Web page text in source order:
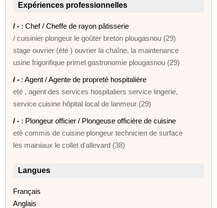
Expériences professionnelles
/ - : Chef / Cheffe de rayon pâtisserie
/ cuisinier plongeur le goûter breton plougasnou (29)
stage ouvrier (été ) ouvrier la chaîne, la maintenance
usine frigorifique primel gastronomie plougasnou (29)
/ - : Agent / Agente de propreté hospitalière
eté , agent des services hospitaliers service lingerie,
service cuisine hôpital local de lanmeur (29)
/ - : Plongeur officier / Plongeuse officière de cuisine
eté commis de cuisine plongeur technicien de surface
les mainiaux le collet d'allevard (38)
Langues
Français
Anglais